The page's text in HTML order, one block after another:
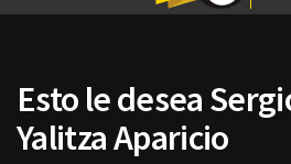
Esto le desea
Yalitza Aparicio